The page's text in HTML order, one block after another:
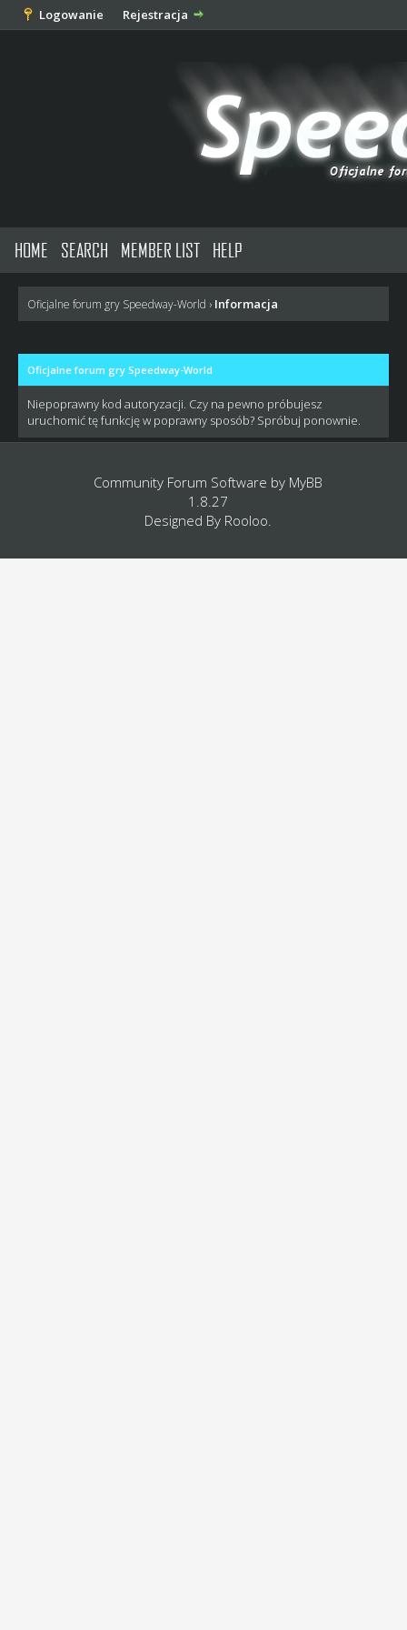
Logowanie Rejestracja
HOME SEARCH MEMBER LIST HELP
Oficjalne forum gry Speedway-World › Informacja
Oficjalne forum gry Speedway-World
Niepoprawny kod autoryzacji. Czy na pewno próbujesz
uruchomić tę funkcję w poprawny sposób? Spróbuj ponownie.
Community Forum Software by MyBB
1.8.27
Designed By Rooloo.